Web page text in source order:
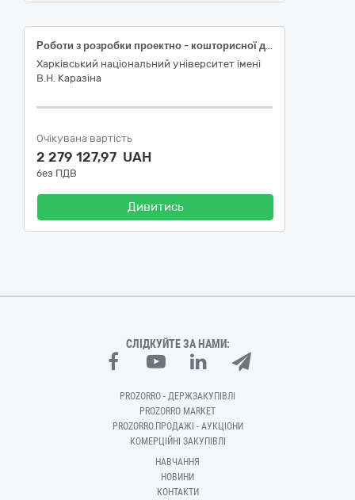
Роботи з розробки проектно - кошторисної документації по об’єкту: «Ремонт (реставраційний) інженерних мереж і систем опалення нежитлової будівлі літ. «А-8/12» пам’ятки містобудування та архітектури місцевого значення «Будівля Академії імені Говорова ( охоронний № 7375-Ха) Харківського національного університету імені В.Н. Каразіна за адресою: м. Харків, майдан свободи, 6 (інв. № 103100090)»
Харківський національний університет імені
В.Н. Каразіна
Очікувана вартість
2 279 127,97 UAH
без ПДВ
Дивитись
СЛІДКУЙТЕ ЗА НАМИ:
PROZORRO - ДЕРЖЗАКУПІВЛІ
PROZORRO MARKET
PROZORRO.ПРОДАЖІ - АУКЦІОНИ
КОМЕРЦІЙНІ ЗАКУПІВЛІ
НАВЧАННЯ
НОВИНИ
КОНТАКТИ